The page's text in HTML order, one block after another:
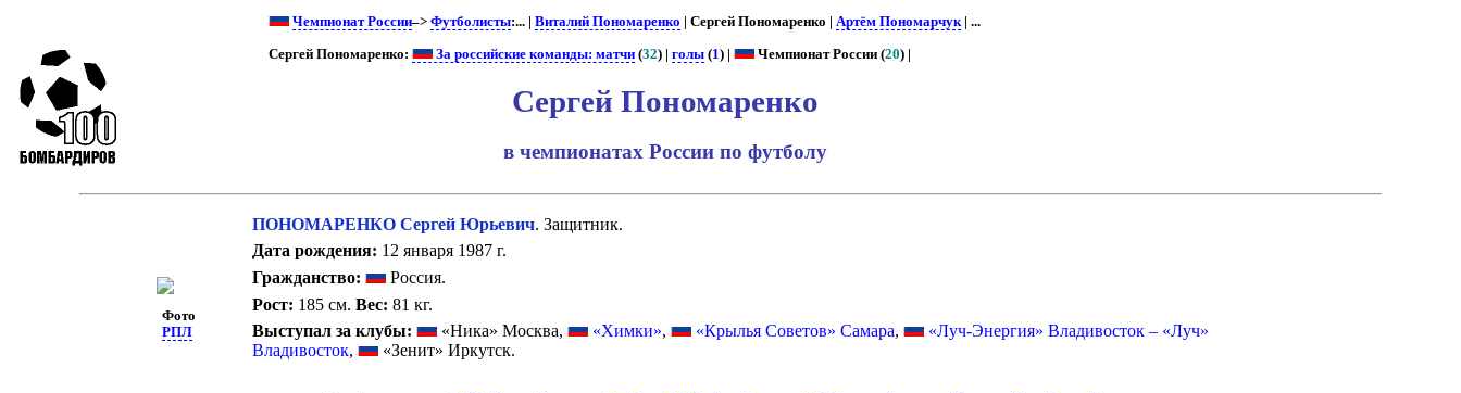
Чемпионат России–>Футболисты:... |Виталий Пономаренко | Сергей Пономаренко |Артём Пономарчук| ...
Сергей Пономаренко: За российские команды: матчи (32) |голы (1) | Чемпионат России (20) |
Сергей Пономаренко
в чемпионатах России по футболу
Фото
РПЛ
ПОНОМАРЕНКО Сергей Юрьевич. Защитник.
Дата рождения: 12 января 1987 г.
Гражданство:
Россия.
Рост: 185 см. Вес: 81 кг.
Выступал за клубы:
«Ника» Москва, «Химки», «Крылья Советов» Самара,
«Луч-Энергия» Владивосток – «Луч»
Владивосток, «Зенит» Иркутск.